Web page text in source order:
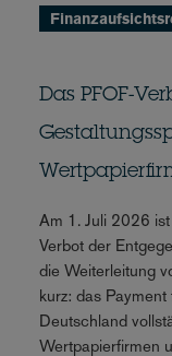
Das PFOF-
Am 1. Juli 2026
Verbot der
die Weiterleitung
kurz: das
Deutschland
Wertpapierfirmen